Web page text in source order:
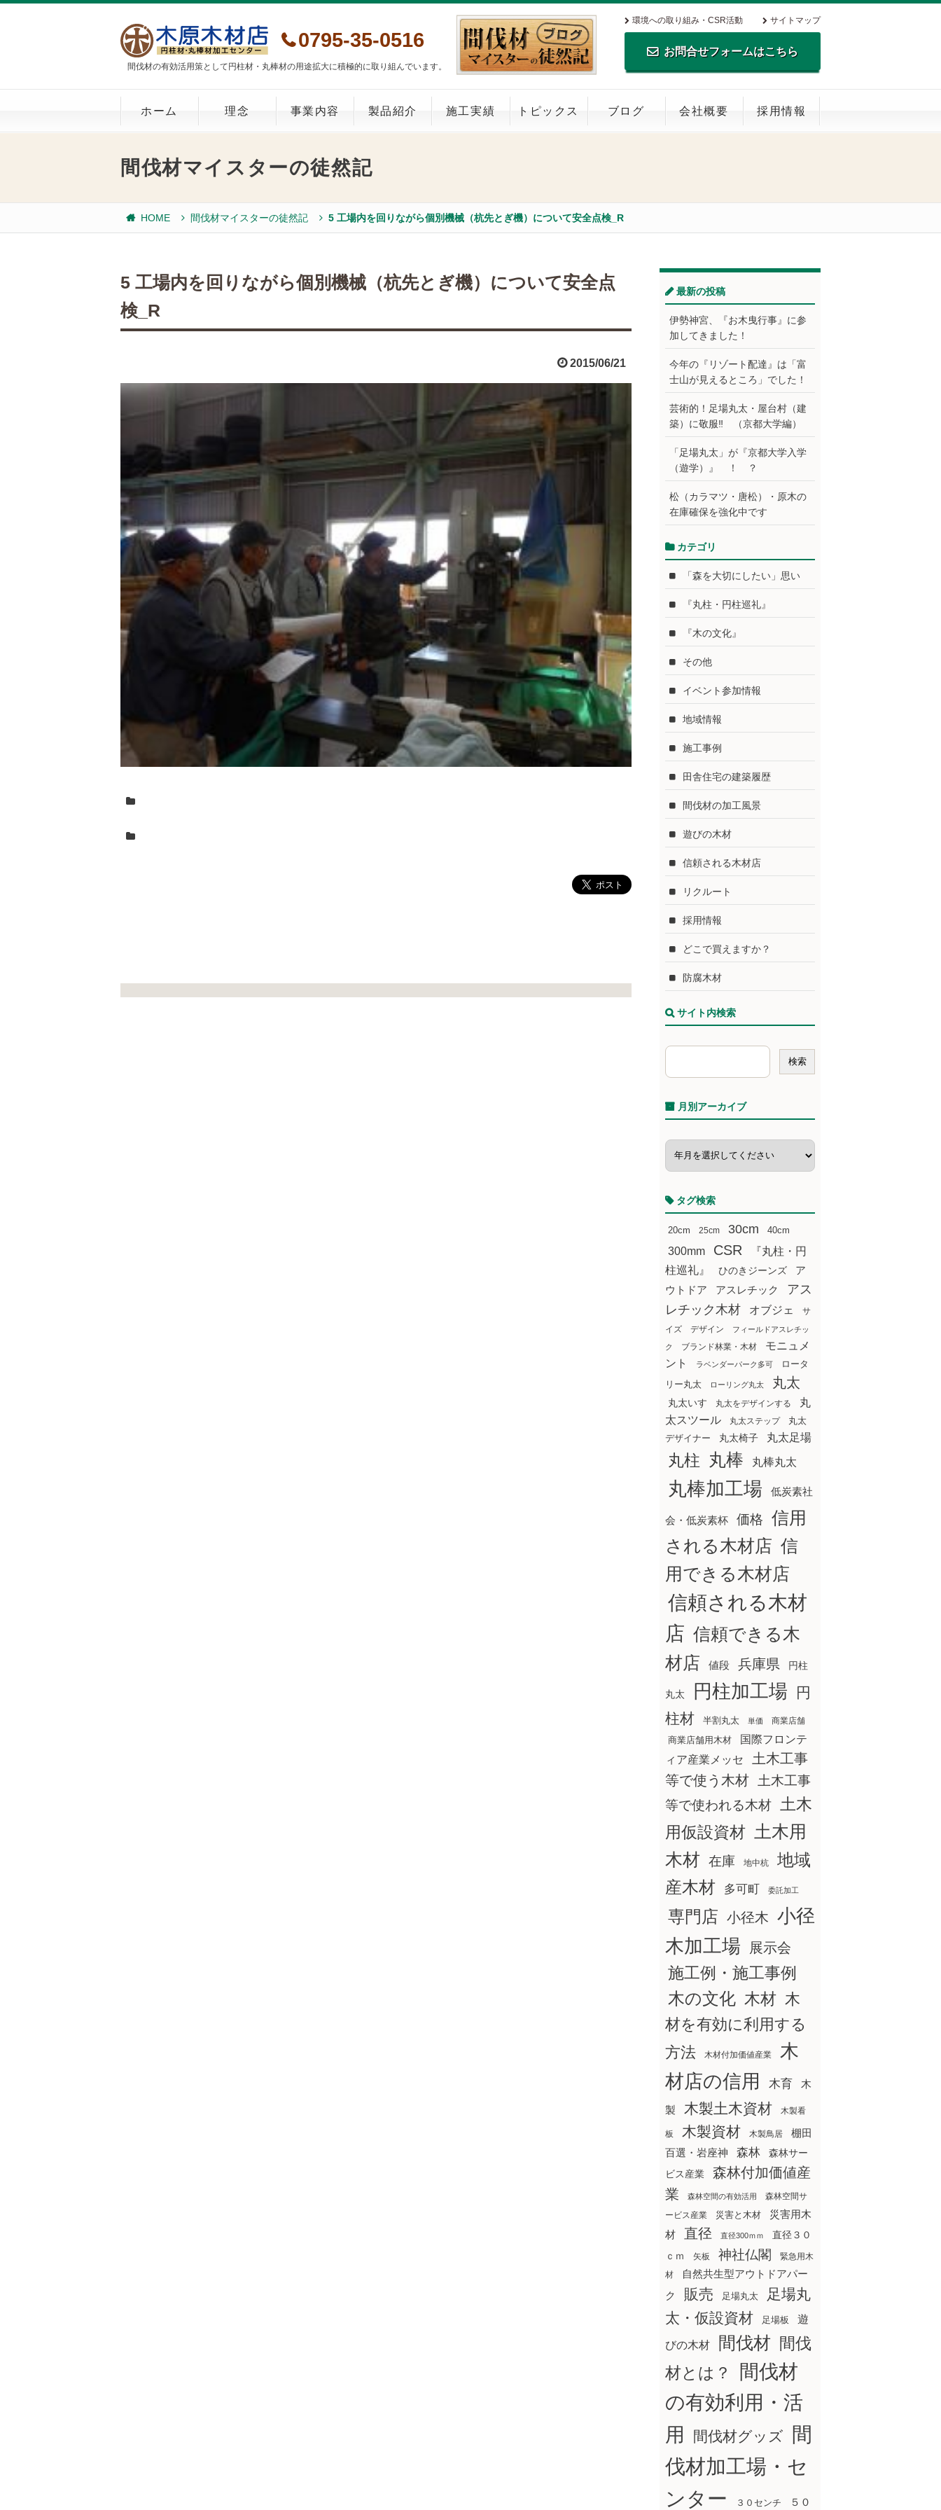
間伐材の有効活用策として円柱材・丸棒材の用途拡大に積極的に取り組んでいます。
0795-35-0516
環境への取り組み・CSR活動 サイトマップ
お問合せフォームはこちら
TEL.0795-35-0516 FAX.0795-35-
0269
ホーム 理念 事業内容 製品紹介 施工実績 トピックス ブログ 会社概要 採用情報
間伐材マイスターの徒然記
HOME 間伐材マイスターの徒然記 5 工場内を回りながら個別機械（杭先とぎ機）について安全点検_R
5 工場内を回りながら個別機械（杭先とぎ機）について安全点
検_R
2015/06/21
最新の投稿
伊勢神宮、『お木曳行事』に参
加してきました！
今年の『リゾート配達』は「富
士山が見えるところ」でした！
芸術的！足場丸太・屋台村（建
築）に敬服‼ （京都大学編）
「足場丸太」が『京都大学入学
（遊学）』 ！ ？
松（カラマツ・唐松）・原木の
在庫確保を強化中です
カテゴリ
「森を大切にしたい」思い
『丸柱・円柱巡礼』
『木の文化』
その他
イベント参加情報
地域情報
施工事例
田舎住宅の建築履歴
間伐材の加工風景
遊びの木材
信頼される木材店
リクルート
採用情報
どこで買えますか？
防腐木材
サイト内検索
月別アーカイブ
タグ検索
20cm 25cm 30cm 40cm
300mm CSR
『丸柱・円
柱巡礼』
ひのきジーンズ
ア
ウトドア
アスレチック
アス
レチック木材
オブジェ
サ
イズ
デザイン フィールドアスレチッ
ク ブランド林業・木材
モニュメ
ント
ラベンダーパーク多可
ロータ
リー丸太
ローリング丸太 丸太
丸太いす 丸太をデザインする
丸
太スツール
丸太ステップ
丸太
デザイナー
丸太椅子 丸太足場
丸柱 丸棒 丸棒丸太
丸棒加工場 低炭素社
会・低炭素杯 価格
信用
される木材店 信
用できる木材店
信頼される木材
店 信頼できる木
材店
値段 兵庫県 円柱
丸太 円柱加工場
円
柱材
半割丸太 単価 商業店舗
商業店舗用木材
国際フロンテ
ィア産業メッセ
土木工事
等で使う木材
土木工事
等で使われる木材
土木
用仮設資材 土木用
木材 在庫 地中杭
地域
産木材
多可町 委託加工
専門店 小径木 小径
木加工場
展示会
施工例・施工事例
木の文化 木材 木
材を有効に利用する
方法
木材付加価値産業
木
材店の信用
木育 木
製 木製土木資材 木製看
板 木製資材 木製鳥居
棚田
百選・岩座神
森林
森林サー
ビス産業
森林付加価値産
業
森林空間の有効活用
森林空間サ
ービス産業
災害と木材
災害用木
材
直径 直径300ｍｍ
直径３０
ｃｍ
矢板 神社仏閣
緊急用木
材
自然共生型アウトドアパー
ク
販売 足場丸太
足場丸
太・仮設資材
足場板 遊
びの木材 間伐材 間伐
材とは？
間伐材
の有効利用・活
用
間伐材グッズ
間
伐材加工場・セ
ンター
３０センチ ５０